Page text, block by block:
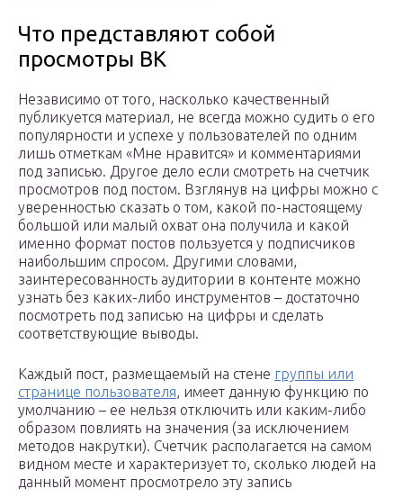
Что представляют собой
просмотры ВК
Независимо от того, насколько качественный
публикуется материал, не всегда можно судить о его
популярности и успехе у пользователей по одним
лишь отметкам «Мне нравится» и комментариями
под записью. Другое дело если смотреть на счетчик
просмотров под постом. Взглянув на цифры можно с
уверенностью сказать о том, какой по-настоящему
большой или малый охват она получила и какой
именно формат постов пользуется у подписчиков
наибольшим спросом. Другими словами,
заинтересованность аудитории в контенте можно
узнать без каких-либо инструментов – достаточно
посмотреть под записью на цифры и сделать
соответствующие выводы.
Каждый пост, размещаемый на стене группы или
странице пользователя, имеет данную функцию по
умолчанию – ее нельзя отключить или каким-либо
образом повлиять на значения (за исключением
методов накрутки). Счетчик располагается на самом
видном месте и характеризует то, сколько людей на
данный момент просмотрело эту запись